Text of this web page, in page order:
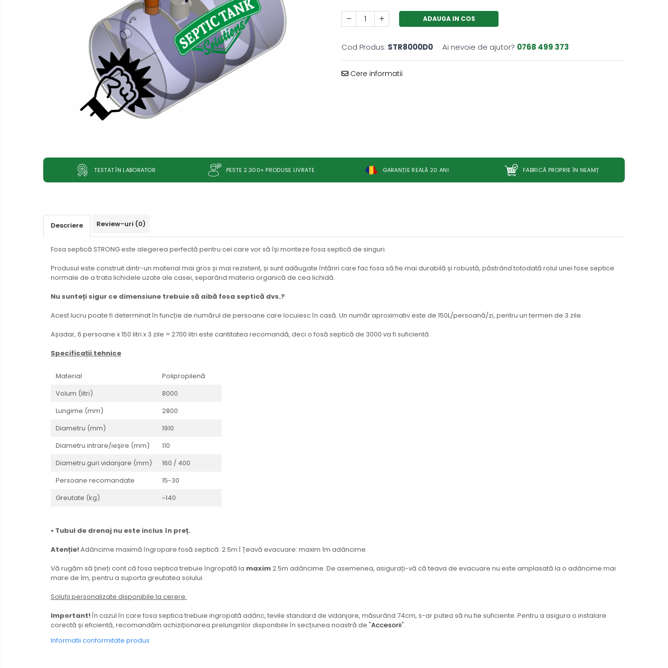
ADAUGA IN COS
Cod Produs: STR8000D0 Ai nevoie de ajutor? 0768 499 373
Cere informatii
TESTAT ÎN LABORATOR PESTE 2.300+ PRODUSE LIVRATE GARANȚIE REALĂ 20 ANI FABRICĂ PROPRIE ÎN NEAMȚ
Descriere Review-uri (0)
Fosa septică STRONG este alegerea perfectă pentru cei care vor să își monteze fosa septică de singuri.
Produsul este construit dintr-un material mai gros și mai rezistent, și sunt adăugate întăriri care fac fosa să fie mai durabilă și robustă, păstrând totodată rolul unei fose septice
normale de a trata lichidele uzate ale casei, separând materia organică de cea lichidă.
Nu sunteți sigur ce dimensiune trebuie să aibă fosa septică dvs.?
Acest lucru poate fi determinat în funcție de numărul de persoane care locuiesc în casă. Un număr aproximativ este de 150L/persoană/zi, pentru un termen de 3 zile.
Așadar, 6 persoane x 150 litri x 3 zile = 2700 litri este cantitatea recomandă, deci o fosă septică de 3000 va fi suficientă.
Specificații tehnice
Material
Polipropilenă
Volum (litri)
8000
Lungime (mm)
2800
Diametru (mm)
1910
Diametru intrare/ieșire (mm)
110
Diametru guri vidanjare (mm)
160 / 400
Persoane recomandate
15-30
Greutate (kg)
~140
• Tubul de drenaj nu este inclus în preț.
Atenție!Adâncime maximă îngropare fosă septică: 2.5m | Țeavă evacuare: maxim 1m adâncime
Vă rugăm să țineți cont că fosa septica trebuie îngropată la maxim2.5m adâncime. De asemenea, asigurați-vă că teava de evacuare nu este amplasată la o adâncime mai
mare de 1m, pentru a suporta greutatea solului.
Soluții personalizate disponibile la cerere.
Important!În cazul în care fosa septica trebuie ingropată adânc, tevile standard de vidanjare, măsurând 74cm, s-ar putea să nu fie suficiente. Pentru a asigura o instalare
corectă și eficientă, recomandăm achiziționarea prelungirilor disponibile în secțiunea noastră de "Accesorii".
Informatii conformitate produs